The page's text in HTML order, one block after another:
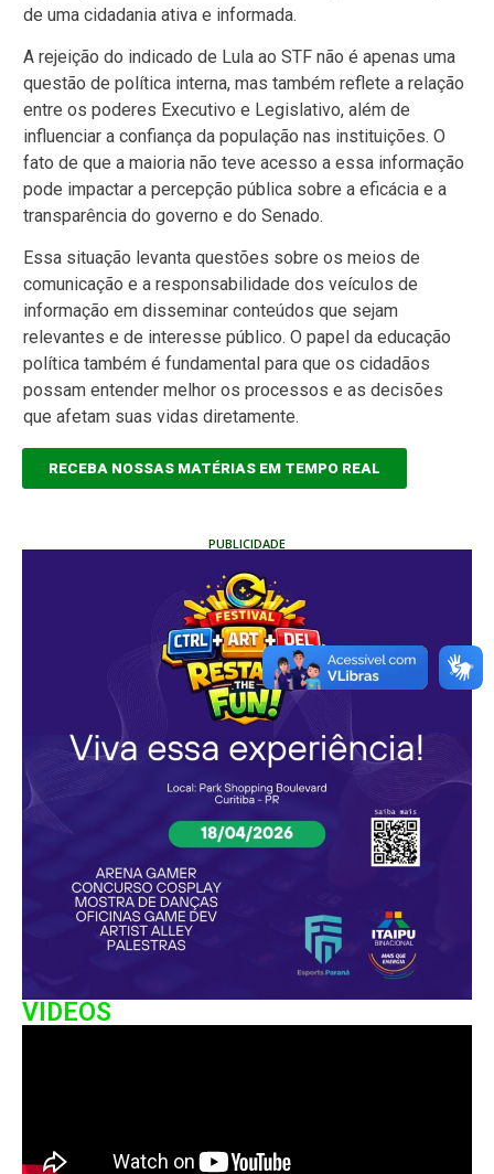
de uma cidadania ativa e informada.
A rejeição do indicado de Lula ao STF não é apenas uma
questão de política interna, mas também reflete a relação
entre os poderes Executivo e Legislativo, além de
influenciar a confiança da população nas instituições. O
fato de que a maioria não teve acesso a essa informação
pode impactar a percepção pública sobre a eficácia e a
transparência do governo e do Senado.
Essa situação levanta questões sobre os meios de
comunicação e a responsabilidade dos veículos de
informação em disseminar conteúdos que sejam
relevantes e de interesse público. O papel da educação
política também é fundamental para que os cidadãos
possam entender melhor os processos e as decisões
que afetam suas vidas diretamente.
RECEBA NOSSAS MATÉRIAS EM TEMPO REAL
PUBLICIDADE
VIDEOS